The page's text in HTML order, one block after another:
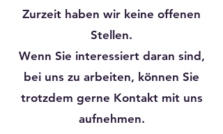
Zurzeit haben wir keine offenen
Stellen.
Wenn Sie interessiert daran sind,
bei uns zu arbeiten, können Sie
trotzdem gerne Kontakt mit uns
aufnehmen.